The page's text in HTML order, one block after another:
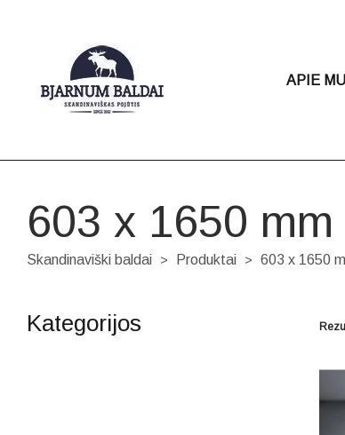
APIE
603 x 1650 mm
Skandinaviški baldai > Produktai > 603 x 1650
Kategorijos